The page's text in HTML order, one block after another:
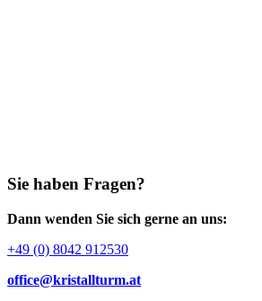
Sie haben Fragen?
Dann wenden Sie sich gerne an uns:
+49 (0) 8042 912530
office@kristallturm.at